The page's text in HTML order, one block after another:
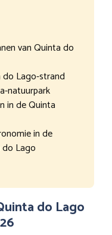
van Quinta do
Lago-strand
natuurpark
in de Quinta
in de
Lago
do Lago